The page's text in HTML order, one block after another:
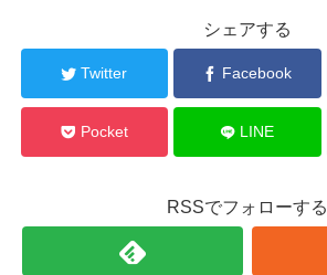
シェアする
Twitter Facebook
Pocket LINE
RSSでフォローする